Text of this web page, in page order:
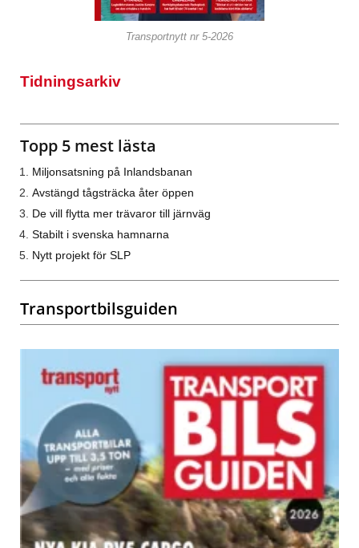
Transportnytt nr 5-2026
Tidningsarkiv
Topp 5 mest lästa
Miljonsatsning på Inlandsbanan
Avstängd tågsträcka åter öppen
De vill flytta mer trävaror till järnväg
Stabilt i svenska hamnarna
Nytt projekt för SLP
Transportbilsguiden